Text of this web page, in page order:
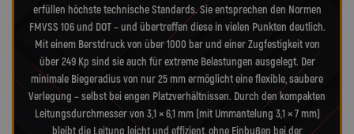
erfüllen höchste technische Standards. Sie entsprechen den Normen
FMVSS 106 und DOT – und übertreffen diese in vielen Punkten deutlich.
Mit einem Berstdruck von über 1000 bar und einer Zugfestigkeit von
über 249 Kp sind sie auch für extreme Belastungen ausgelegt. Der
minimale Biegeradius von nur 25 mm ermöglicht eine flexible, saubere
Verlegung – selbst bei engen Platzverhältnissen. Durch den kompakten
Leitungsdurchmesser von 3,1 × 6,1 mm (mit Ummantelung 3,1 × 7 mm)
bleibt die Leitung leicht und effizient, ohne Einbußen bei der